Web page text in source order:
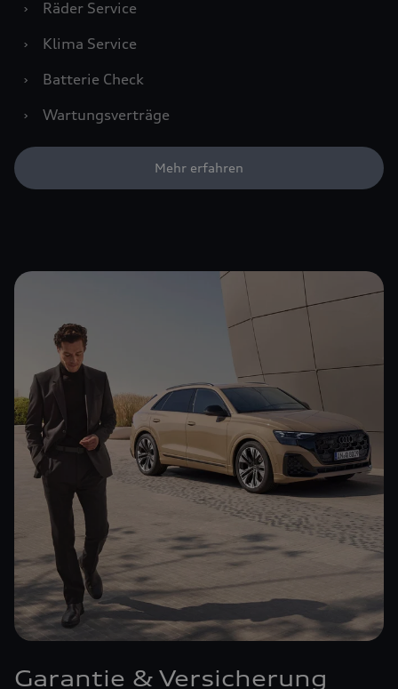
›
Räder Service
›
Klima Service
›
Batterie Check
›
Wartungsverträge
Mehr erfahren
Garantie & Versicherung